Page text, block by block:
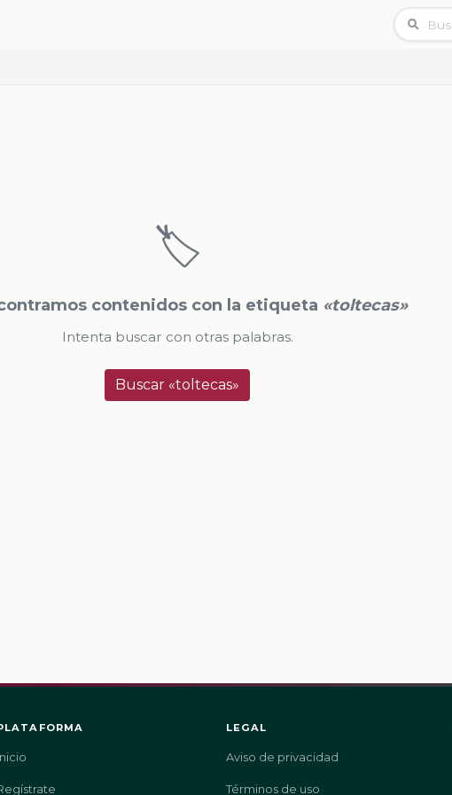
🏷️
contenidos con la etiqueta «toltecas»
Intenta buscar con otras palabras.
Buscar «toltecas»
LEGAL
Aviso de privacidad
Términos de uso